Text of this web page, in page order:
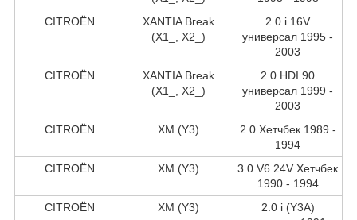
CITROËN
XANTIA Break
(X1_, X2_)
2.0 i 16V
универсал 1995 -
2003
CITROËN
XANTIA Break
(X1_, X2_)
2.0 HDI 90
универсал 1999 -
2003
CITROËN
XM (Y3)
2.0 Хетчбек 1989 -
1994
CITROËN
XM (Y3)
3.0 V6 24V Хетчбек
1990 - 1994
CITROËN
XM (Y3)
2.0 i (Y3A)